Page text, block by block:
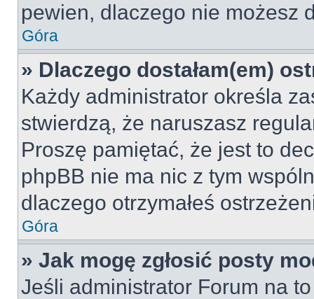
pewien, dlaczego nie możesz
Góra
» Dlaczego dostałam(em)
Każdy administrator określa
stwierdzą, że naruszasz
Proszę pamiętać, że jest to
phpBB nie ma nic z tym
dlaczego otrzymałeś
Góra
» Jak mogę zgłosić posty
Jeśli administrator Forum na